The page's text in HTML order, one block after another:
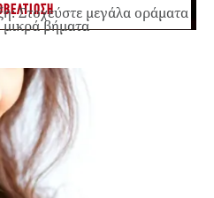
Στοχεύστε μεγάλα οράματα
βήματα